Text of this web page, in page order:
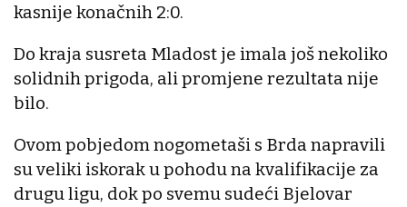
kasnije konačnih 2:0.
Do kraja susreta Mladost je imala još nekoliko
solidnih prigoda, ali promjene rezultata nije
bilo.
Ovom pobjedom nogometaši s Brda napravili
su veliki iskorak u pohodu na kvalifikacije za
drugu ligu, dok po svemu sudeći Bjelovar